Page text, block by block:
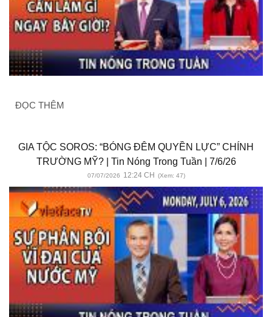
ĐỌC THÊM
GIA TỘC SOROS: “BÓNG ĐÊM QUYỀN LỰC” CHÍNH
TRƯỜNG MỸ? | Tin Nóng Trong Tuần | 7/6/26
07/07/2026 12:24 CH (Xem: 47)